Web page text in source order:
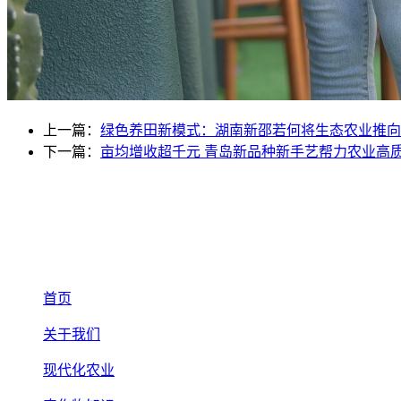
上一篇： 绿色养田新模式：湖南新邵若何将生态农业推向
下一篇： 亩均增收超千元 青岛新品种新手艺帮力农业高
首页
关于我们
现代化农业